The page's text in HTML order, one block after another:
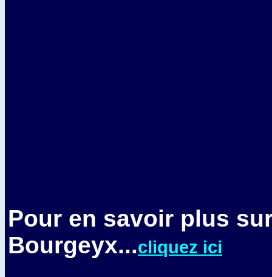
Pour en savoir plus
Bourgeyx...cliquez ici